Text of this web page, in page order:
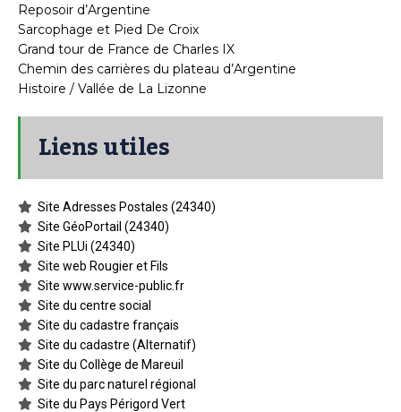
Reposoir d’Argentine
Sarcophage et Pied De Croix
Grand tour de France de Charles IX
Chemin des carrières du plateau d’Argentine
Histoire / Vallée de La Lizonne
Liens utiles
Site Adresses Postales (24340)
Site GéoPortail (24340)
Site PLUi (24340)
Site web Rougier et Fils
Site www.service-public.fr
Site du centre social
Site du cadastre français
Site du cadastre (Alternatif)
Site du Collège de Mareuil
Site du parc naturel régional
Site du Pays Périgord Vert